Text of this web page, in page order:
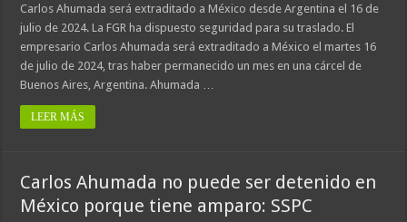
Carlos Ahumada será extraditado a México desde Argentina el 16 de
julio de 2024. La FGR ha dispuesto seguridad para su traslado. El
empresario Carlos Ahumada será extraditado a México el martes 16
de julio de 2024, tras haber permanecido un mes en una cárcel de
Buenos Aires, Argentina. Ahumada …
LEER MÁS
Carlos Ahumada no puede ser detenido en
México porque tiene amparo: SSPC